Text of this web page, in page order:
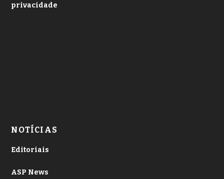
privacidade
NOTÍCIAS
Editoriais
ASP News